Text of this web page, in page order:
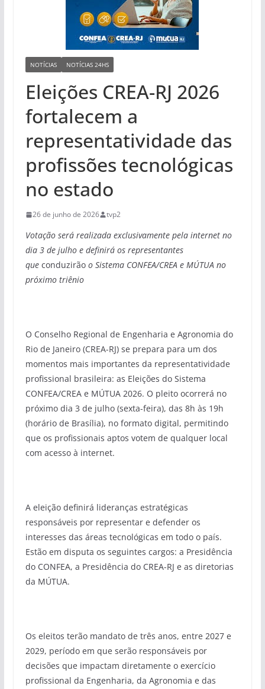
NOTÍCIAS NOTÍCIAS 24HS
Eleições CREA-RJ 2026
fortalecem a
representatividade das
profissões tecnológicas
no estado
26 de junho de 2026 tvp2
Votação será realizada exclusivamente pela internet no
dia 3 de julho e definirá os representantes
que conduzirãoo Sistema CONFEA/CREA e MÚTUA no
próximo triênio
O Conselho Regional de Engenharia e Agronomia do
Rio de Janeiro (CREA-RJ) se prepara para um dos
momentos mais importantes da representatividade
profissional brasileira: as Eleições do Sistema
CONFEA/CREA e MÚTUA 2026. O pleito ocorrerá no
próximo dia 3 de julho (sexta-feira), das 8h às 19h
(horário de Brasília), no formato digital, permitindo
que os profissionais aptos votem de qualquer local
com acesso à internet.
A eleição definirá lideranças estratégicas
responsáveis por representar e defender os
interesses das áreas tecnológicas em todo o país.
Estão em disputa os seguintes cargos: a Presidência
do CONFEA, a Presidência do CREA-RJ e as diretorias
da MÚTUA.
Os eleitos terão mandato de três anos, entre 2027 e
2029, período em que serão responsáveis por
decisões que impactam diretamente o exercício
profissional da Engenharia, da Agronomia e das